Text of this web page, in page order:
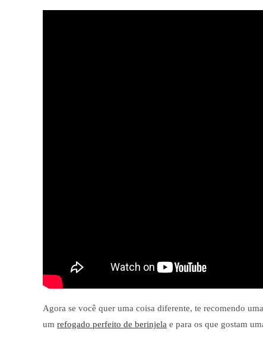
Agora se você quer uma coisa diferente, te recomendo uma
um refogado perfeito de berinjela e para os que gostam